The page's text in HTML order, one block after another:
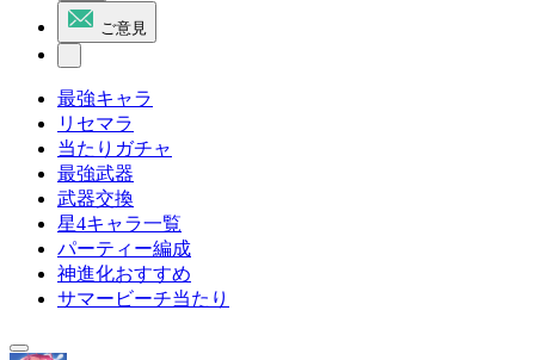
ご意見
最強キャラ
リセマラ
当たりガチャ
最強武器
武器交換
星4キャラ一覧
パーティー編成
神進化おすすめ
サマービーチ当たり